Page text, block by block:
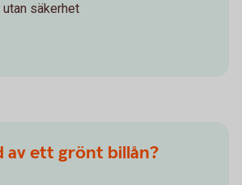
utan säkerhet
av ett grönt billån?